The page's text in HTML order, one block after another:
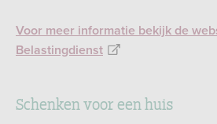
Voor meer informatie bekijk de
Belastingdienst
Schenken voor een huis